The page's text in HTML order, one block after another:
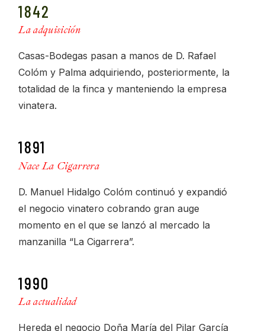
1842
La adquisición
Casas-Bodegas pasan a manos de D. Rafael
Colóm y Palma adquiriendo, posteriormente, la
totalidad de la finca y manteniendo la empresa
vinatera.
1891
Nace La Cigarrera
D. Manuel Hidalgo Colóm continuó y expandió
el negocio vinatero cobrando gran auge
momento en el que se lanzó al mercado la
manzanilla “La Cigarrera”.
1990
La actualidad
Hereda el negocio Doña María del Pilar García